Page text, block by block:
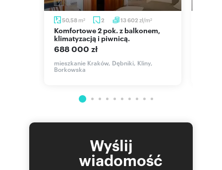
50,58 m2 2 13 602 zł/m2
Komfortowe 2 pok. z balkonem,
klimatyzacją i piwnicą.
688 000 zł
mieszkanie Kraków, Dębniki, Kliny,
Borkowska
Wyślij
wiadomość